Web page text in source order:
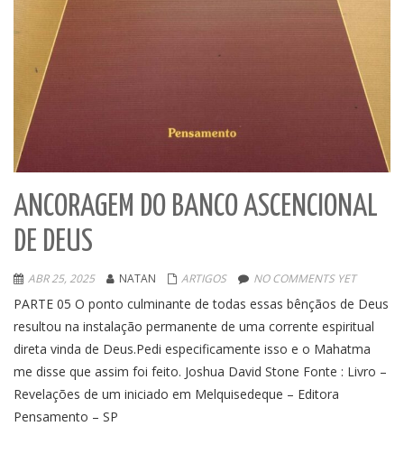
ANCORAGEM DO BANCO ASCENCIONAL
DE DEUS
ABR 25, 2025 NATAN ARTIGOS NO COMMENTS YET
PARTE 05 O ponto culminante de todas essas bênçãos de Deus
resultou na instalação permanente de uma corrente espiritual
direta vinda de Deus.Pedi especificamente isso e o Mahatma
me disse que assim foi feito. Joshua David Stone Fonte : Livro –
Revelações de um iniciado em Melquisedeque – Editora
Pensamento – SP